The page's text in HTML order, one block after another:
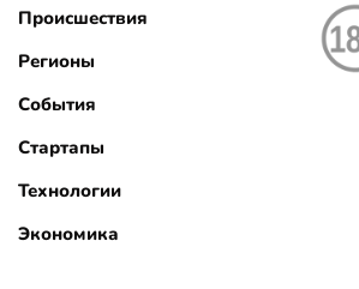
Происшествия
Регионы
События
Стартапы
Технологии
Экономика